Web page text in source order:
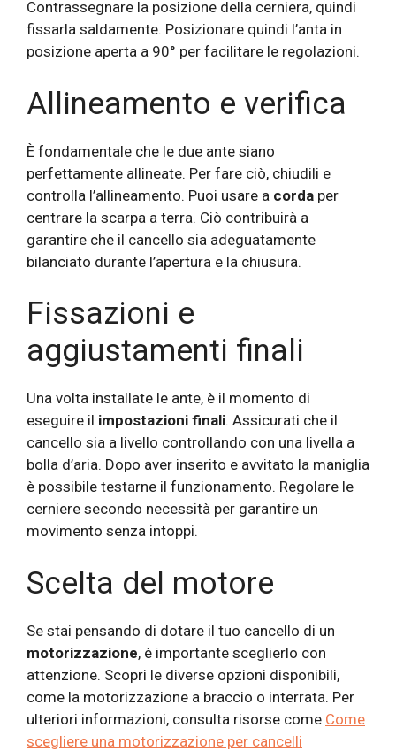
Contrassegnare la posizione della cerniera, quindi
fissarla saldamente. Posizionare quindi l’anta in
posizione aperta a 90° per facilitare le regolazioni.
Allineamento e verifica
È fondamentale che le due ante siano
perfettamente allineate. Per fare ciò, chiudili e
controlla l’allineamento. Puoi usare a corda per
centrare la scarpa a terra. Ciò contribuirà a
garantire che il cancello sia adeguatamente
bilanciato durante l’apertura e la chiusura.
Fissazioni e
aggiustamenti finali
Una volta installate le ante, è il momento di
eseguire il impostazioni finali. Assicurati che il
cancello sia a livello controllando con una livella a
bolla d’aria. Dopo aver inserito e avvitato la maniglia
è possibile testarne il funzionamento. Regolare le
cerniere secondo necessità per garantire un
movimento senza intoppi.
Scelta del motore
Se stai pensando di dotare il tuo cancello di un
motorizzazione, è importante sceglierlo con
attenzione. Scopri le diverse opzioni disponibili,
come la motorizzazione a braccio o interrata. Per
ulteriori informazioni, consulta risorse come Come
scegliere una motorizzazione per cancelli